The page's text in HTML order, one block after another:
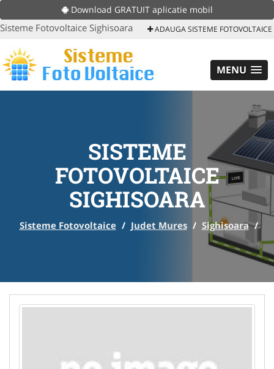
Download GRATUIT aplicatie mobil
Sisteme Fotovoltaice Sighisoara ADAUGA SISTEME FOTOVOLTAICE
MENU
SISTEME
FOTOVOLTAICE
SIGHISOARA
Sisteme Fotovoltaice / Judet Mures / Sighisoara /